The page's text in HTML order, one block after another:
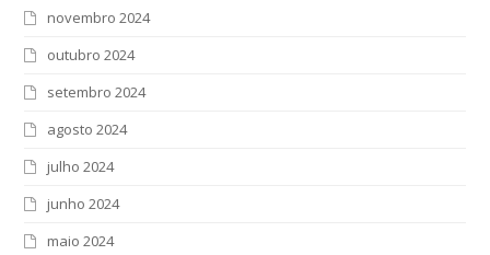
novembro 2024
outubro 2024
setembro 2024
agosto 2024
julho 2024
junho 2024
maio 2024